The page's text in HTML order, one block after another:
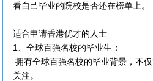
看自己毕业的院校是否还在榜单上。
适合申请香港优才的人士
1、全球百强名校的毕业生：
拥有全球百强名校的毕业背景，不
关注。